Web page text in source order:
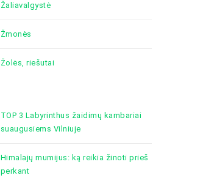
Žaliavalgystė
Žmonės
Žolės, riešutai
TOP 3 Labyrinthus žaidimų kambariai
suaugusiems Vilniuje
Himalajų mumijus: ką reikia žinoti prieš
perkant